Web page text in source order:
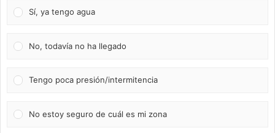
Sí, ya tengo agua
No, todavía no ha llegado
Tengo poca presión/intermitencia
No estoy seguro de cuál es mi zona